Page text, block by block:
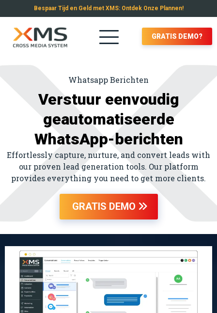
Bespaar Tijd en Geld met XMS: Ontdek Onze Plannen!
GRATIS DEMO?
Whatsapp Berichten
Verstuur eenvoudig
geautomatiseerde
WhatsApp-berichten
Effortlessly capture, nurture, and convert leads with
our proven lead generation tools. Our platform
provides everything you need to get more clients.
GRATIS DEMO